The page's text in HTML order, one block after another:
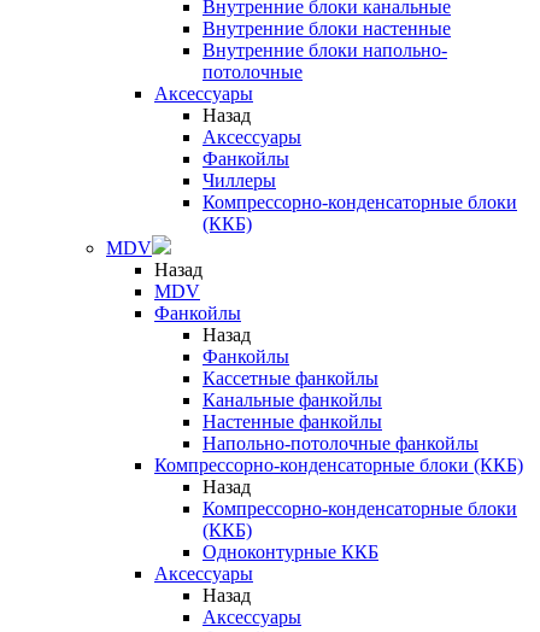
Внутренние блоки канальные
Внутренние блоки настенные
Внутренние блоки напольно-
потолочные
Аксессуары
Назад
Аксессуары
Фанкойлы
Чиллеры
Компрессорно-конденсаторные блоки
(ККБ)
MDV
Назад
MDV
Фанкойлы
Назад
Фанкойлы
Кассетные фанкойлы
Канальные фанкойлы
Настенные фанкойлы
Напольно-потолочные фанкойлы
Компрессорно-конденсаторные блоки (ККБ)
Назад
Компрессорно-конденсаторные блоки
(ККБ)
Одноконтурные ККБ
Аксессуары
Назад
Аксессуары